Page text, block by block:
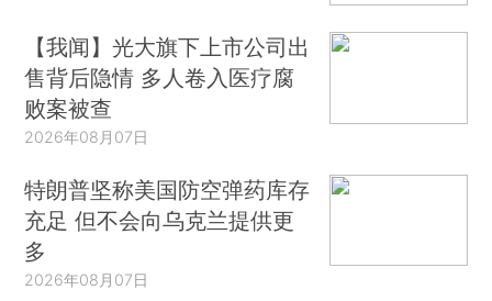
【我闻】光大旗下上市公司出
售背后隐情 多人卷入医疗腐
败案被查
2026年08月07日
特朗普坚称美国防空弹药库存
充足 但不会向乌克兰提供更
多
2026年08月07日